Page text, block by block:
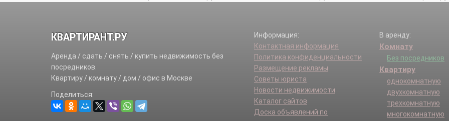
КВАРТИРАНТ.РУ
Аренда / сдать / снять / купить недвижимость без
посредников.
Квартиру / комнату / дом / офис в Москве
Поделиться:
Информация:
Контактная информация
Политика конфиденциальности
Размещение рекламы
Советы юриста
Новости недвижимости
Каталог сайтов
Доска объявлений по
В аренду:
Комнату
Без посредников
Квартиру
однокомнатную
двухкомнатную
трехкомнатную
многокомнатную